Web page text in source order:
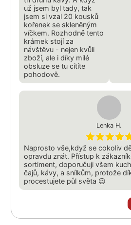
už jsem byl tady, tak
jsem si vzal 20 kousků
kořenek se skleněným
víčkem. Rozhodně tento
krámek stojí za
návštěvu - nejen kvůli
zboží, ale i díky milé
obsluze se tu cítíte
pohodově.
Lenka H.
Naprosto vše,když se cokoliv
opravdu znát. Přístup k
sortiment, doporučuji všem
čajů, kávy, a snílkům, protože
procestujete půl světa 😉